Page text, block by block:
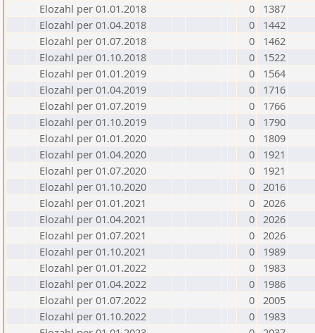
Elozahl per 01.01.2018
0
1387
Elozahl per 01.04.2018
0
1442
Elozahl per 01.07.2018
0
1462
Elozahl per 01.10.2018
0
1522
Elozahl per 01.01.2019
0
1564
Elozahl per 01.04.2019
0
1716
Elozahl per 01.07.2019
0
1766
Elozahl per 01.10.2019
0
1790
Elozahl per 01.01.2020
0
1809
Elozahl per 01.04.2020
0
1921
Elozahl per 01.07.2020
0
1921
Elozahl per 01.10.2020
0 2016
Elozahl per 01.01.2021
0 2026
Elozahl per 01.04.2021
0 2026
Elozahl per 01.07.2021
0 2026
Elozahl per 01.10.2021
0
1989
Elozahl per 01.01.2022
0
1983
Elozahl per 01.04.2022
0
1986
Elozahl per 01.07.2022
0 2005
Elozahl per 01.10.2022
0
1983